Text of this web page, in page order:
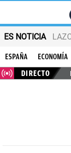
ES NOTICIA
ESPAÑA ECONOMÍA
DIRECTO